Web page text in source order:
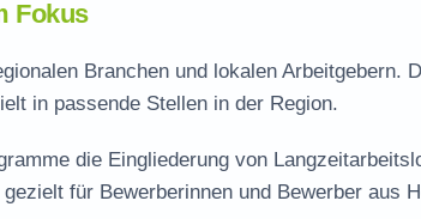
Fokus
Branchen und lokalen Arbeitgebern.
in passende Stellen in der Region.
die Eingliederung von
für Bewerberinnen und Bewerber aus